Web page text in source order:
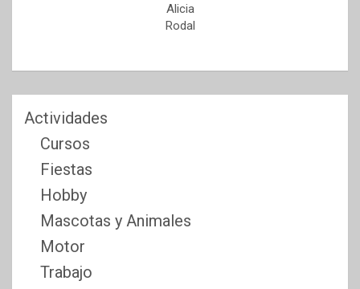
Alicia
Rodal
Actividades
Cursos
Fiestas
Hobby
Mascotas y Animales
Motor
Trabajo